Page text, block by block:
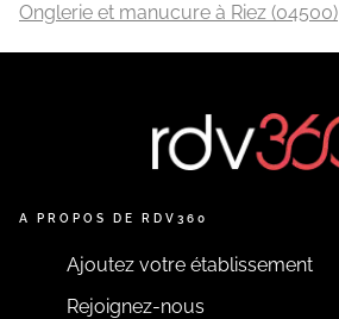
Onglerie et manucure à Riez (04500)
A PROPOS DE RDV360
Ajoutez votre établissement
Rejoignez-nous